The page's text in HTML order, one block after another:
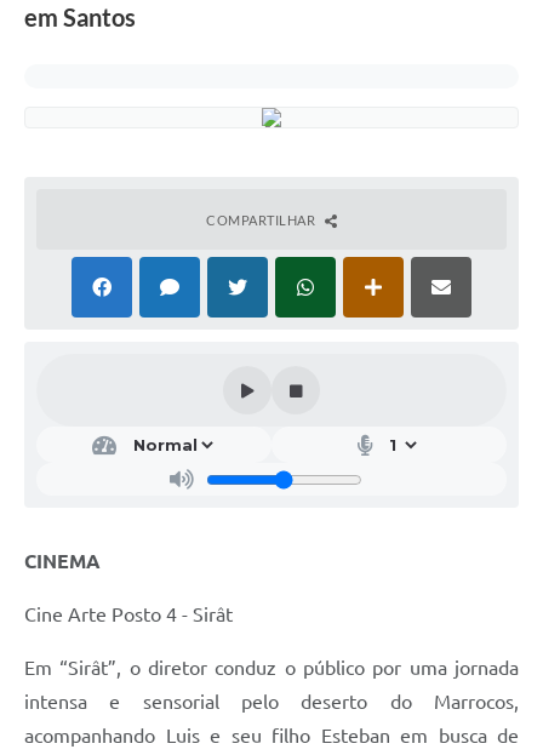
em Santos
COMPARTILHAR
CINEMA
Cine Arte Posto 4 - Sirât
Em “Sirât”, o diretor conduz o público por uma jornada
intensa e sensorial pelo deserto do Marrocos,
acompanhando Luis e seu filho Esteban em busca de